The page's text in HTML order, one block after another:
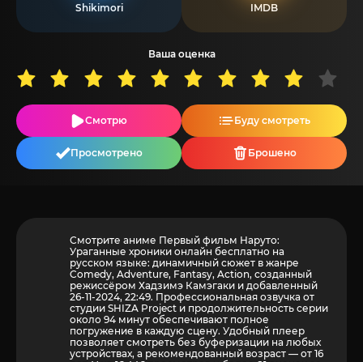
Shikimori IMDB
Ваша оценка
Смотрю Буду смотреть
Просмотрено Брошено
Смотрите аниме Первый фильм Наруто:
Ураганные хроники онлайн бесплатно на
русском языке: динамичный сюжет в жанре
Comedy, Adventure, Fantasy, Action, созданный
режиссёром Хадзимэ Камэгаки и добавленный
26-11-2024, 22:49. Профессиональная озвучка от
студии SHIZA Project и продолжительность серии
около 94 минут обеспечивают полное
погружение в каждую сцену. Удобный плеер
позволяет смотреть без буферизации на любых
устройствах, а рекомендованный возраст — от 16